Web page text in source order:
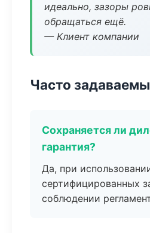
идеально, зазоры
обращаться ещё.
— Клиент компании
Часто
Сохраняется ли
гарантия?
Да, при
сертифицированных
соблюдении